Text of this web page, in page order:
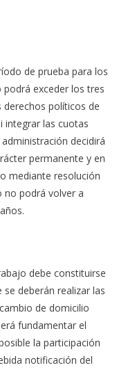
de prueba para los
exceder los tres
políticos de
integrar las cuotas
decidirá
permanente y en
mediante resolución
no podrá volver a
debe constituirse
deberán realizar las
de domicilio
fundamentar el
la participación
notificación del